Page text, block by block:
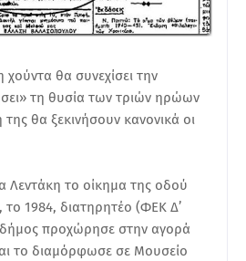
θα συνεχίσει την
τη θυσία των τριών ηρώων
θα ξεκινήσουν κανονικά οι
Λεντάκη το οίκημα της οδού
1984, διατηρητέο (ΦΕΚ Δ’
προχώρησε στην αγορά
το διαμόρφωσε σε Μουσείο